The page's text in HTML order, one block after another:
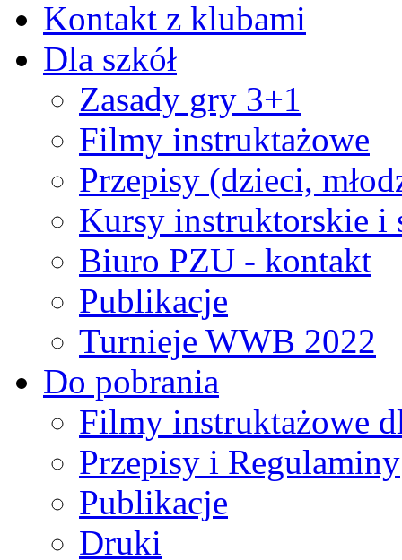
Kontakt z klubami
Dla szkół
Zasady gry 3+1
Filmy instruktażowe
Przepisy (dzieci,
Kursy instruktorskie i
Biuro PZU - kontakt
Publikacje
Turnieje WWB 2022
Do pobrania
Filmy instruktażowe
Przepisy i Regulaminy
Publikacje
Druki